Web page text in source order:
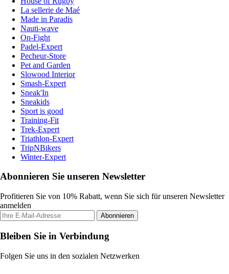
La sellerie de Maé
Made in Paradis
Nauti-wave
On-Fight
Padel-Expert
Pecheur-Store
Pet and Garden
Slowood Interior
Smash-Expert
Sneak'In
Sneakids
Sport is good
Training-Fit
Trek-Expert
Triathlon-Expert
TripNBikers
Winter-Expert
Abonnieren Sie unseren Newsletter
Profitieren Sie von 10% Rabatt, wenn Sie sich für unseren Newsletter
anmelden
Abonnieren
Bleiben Sie in Verbindung
Folgen Sie uns in den sozialen Netzwerken